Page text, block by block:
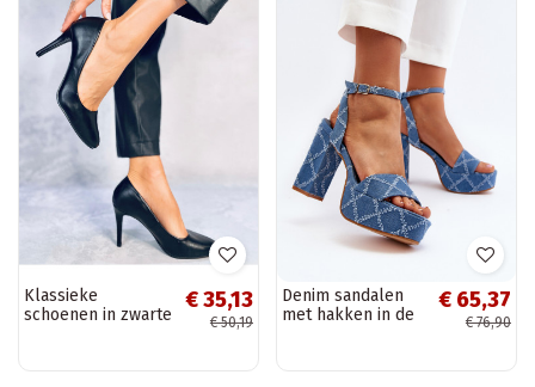
Klassieke
schoenen in zwarte
€ 35,13
€ 50,19
Denim sandalen
met hakken in de
€ 65,37
€ 76,90